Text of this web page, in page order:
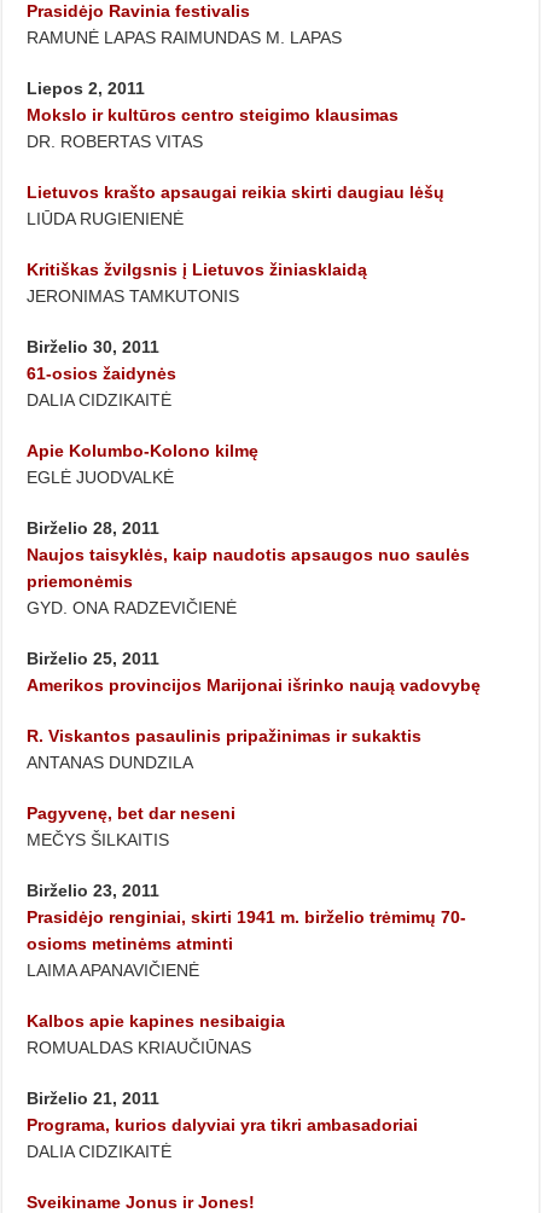
Prasidėjo Ravinia festivalis
RAMUNĖ LAPAS RAIMUNDAS M. LAPAS
Liepos 2, 2011
Mokslo ir kultūros centro steigimo klausimas
DR. ROBERTAS VITAS
Lietuvos krašto apsaugai reikia skirti daugiau lėšų
LIŪDA RUGIENIENĖ
Kritiškas žvilgsnis į Lietuvos žiniasklaidą
JERONIMAS TAMKUTONIS
Birželio 30, 2011
61-osios žaidynės
DALIA CIDZIKAITĖ
Apie Kolumbo-Kolono kilmę
EGLĖ JUODVALKĖ
Birželio 28, 2011
Naujos taisyklės, kaip naudotis apsaugos nuo saulės
priemonėmis
GYD. ONA RADZEVIČIENĖ
Birželio 25, 2011
Amerikos provincijos Marijonai išrinko naują vadovybę
R. Viskantos pasaulinis pripažinimas ir sukaktis
ANTANAS DUNDZILA
Pagyvenę, bet dar neseni
MEČYS ŠILKAITIS
Birželio 23, 2011
Prasidėjo renginiai, skirti 1941 m. birželio trėmimų 70-
osioms metinėms atminti
LAIMA APANAVIČIENĖ
Kalbos apie kapines nesibaigia
ROMUALDAS KRIAUČIŪNAS
Birželio 21, 2011
Programa, kurios dalyviai yra tikri ambasadoriai
DALIA CIDZIKAITĖ
Sveikiname Jonus ir Jones!